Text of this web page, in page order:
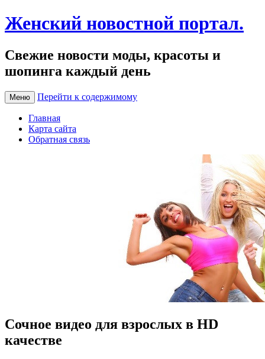
Женский новостной портал.
Свежие новости моды, красоты и
шопинга каждый день
Меню Перейти к содержимому
Главная
Карта сайта
Обратная связь
Сочное видео для взрослых в HD
качестве